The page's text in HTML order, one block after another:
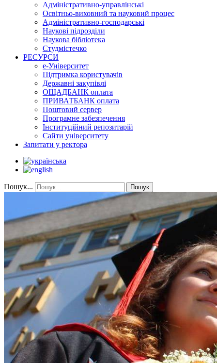
Адміністративно-управлінські
Освітньо-виховний та науковий процес
Адміністративно-господарські
Наукові підрозділи
Наукова бібліотека
Студмістечко
РЕСУРСИ
е-Університет
Підтримка користувачів
Державні закупівлі
ОЩАДБАНК оплата
ПРИВАТБАНК оплата
Поштовий сервер
Програмне забезпечення
Інституційний репозитарій
Сайти університету
Запитати у ректора
Пошук... Пошук